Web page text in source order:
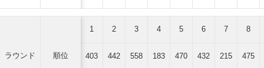
ラウンド 順位
1 2 3 4 5 6 7 8
403 442 558 183 470 432 215 475